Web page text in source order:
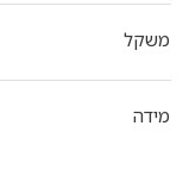
משקל
מידה